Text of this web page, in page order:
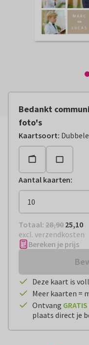
Bedankt
foto's
Kaartsoort:
Aantal kaarten:
Totaal: € 25,10
Totaal: 28,90 25,10
excl. verzendkosten
Bereken je prijs
Deze kaart is
Meer kaarten =
Ontvang GRATIS
plaats direct je